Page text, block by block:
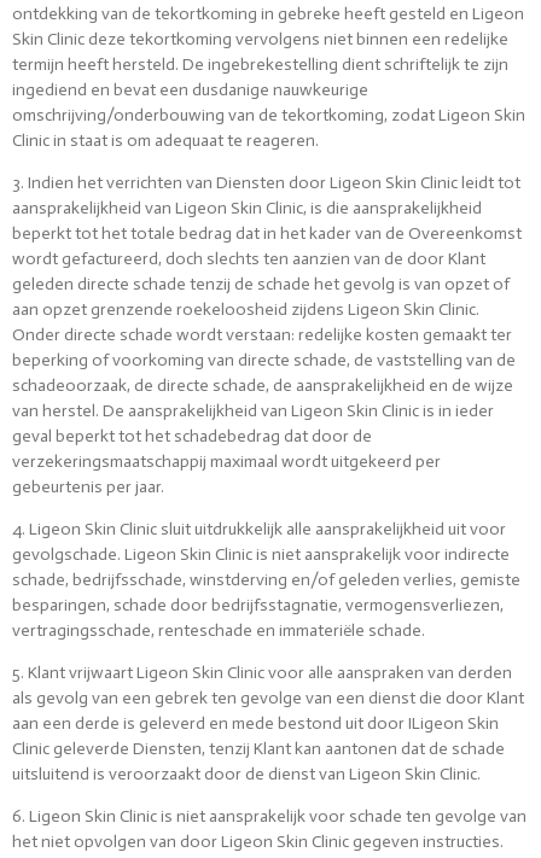
ontdekking van de tekortkoming in gebreke heeft gesteld en Ligeon
Skin Clinic deze tekortkoming vervolgens niet binnen een redelijke
termijn heeft hersteld. De ingebrekestelling dient schriftelijk te zijn
ingediend en bevat een dusdanige nauwkeurige
omschrijving/onderbouwing van de tekortkoming, zodat Ligeon Skin
Clinic in staat is om adequaat te reageren.
3. Indien het verrichten van Diensten door Ligeon Skin Clinic leidt tot
aansprakelijkheid van Ligeon Skin Clinic, is die aansprakelijkheid
beperkt tot het totale bedrag dat in het kader van de Overeenkomst
wordt gefactureerd, doch slechts ten aanzien van de door Klant
geleden directe schade tenzij de schade het gevolg is van opzet of
aan opzet grenzende roekeloosheid zijdens Ligeon Skin Clinic.
Onder directe schade wordt verstaan: redelijke kosten gemaakt ter
beperking of voorkoming van directe schade, de vaststelling van de
schadeoorzaak, de directe schade, de aansprakelijkheid en de wijze
van herstel. De aansprakelijkheid van Ligeon Skin Clinic is in ieder
geval beperkt tot het schadebedrag dat door de
verzekeringsmaatschappij maximaal wordt uitgekeerd per
gebeurtenis per jaar.
4. Ligeon Skin Clinic sluit uitdrukkelijk alle aansprakelijkheid uit voor
gevolgschade. Ligeon Skin Clinic is niet aansprakelijk voor indirecte
schade, bedrijfsschade, winstderving en/of geleden verlies, gemiste
besparingen, schade door bedrijfsstagnatie, vermogensverliezen,
vertragingsschade, renteschade en immateriële schade.
5. Klant vrijwaart Ligeon Skin Clinic voor alle aanspraken van derden
als gevolg van een gebrek ten gevolge van een dienst die door Klant
aan een derde is geleverd en mede bestond uit door ILigeon Skin
Clinic geleverde Diensten, tenzij Klant kan aantonen dat de schade
uitsluitend is veroorzaakt door de dienst van Ligeon Skin Clinic.
6. Ligeon Skin Clinic is niet aansprakelijk voor schade ten gevolge van
het niet opvolgen van door Ligeon Skin Clinic gegeven instructies.